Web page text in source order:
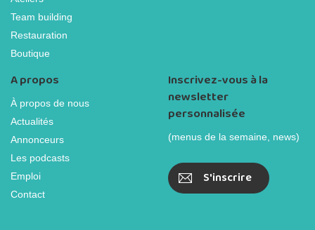
Team building
Restauration
Boutique
A propos
À propos de nous
Actualités
Annonceurs
Les podcasts
Emploi
Contact
Inscrivez-vous à la
newsletter
personnalisée
(menus de la semaine, news)
S'inscrire